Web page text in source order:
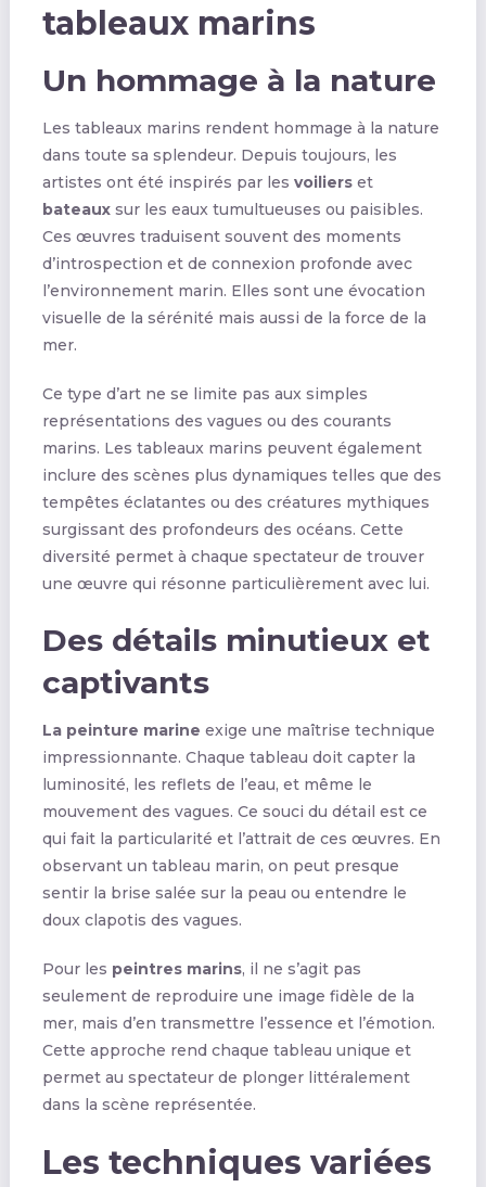
tableaux marins
Un hommage à la nature
Les tableaux marins rendent hommage à la nature
dans toute sa splendeur. Depuis toujours, les
artistes ont été inspirés par les voilierset
bateauxsur les eaux tumultueuses ou paisibles.
Ces œuvres traduisent souvent des moments
d’introspection et de connexion profonde avec
l’environnement marin. Elles sont une évocation
visuelle de la sérénité mais aussi de la force de la
mer.
Ce type d’art ne se limite pas aux simples
représentations des vagues ou des courants
marins. Les tableaux marins peuvent également
inclure des scènes plus dynamiques telles que des
tempêtes éclatantes ou des créatures mythiques
surgissant des profondeurs des océans. Cette
diversité permet à chaque spectateur de trouver
une œuvre qui résonne particulièrement avec lui.
Des détails minutieux et
captivants
La peinture marine exige une maîtrise technique
impressionnante. Chaque tableau doit capter la
luminosité, les reflets de l’eau, et même le
mouvement des vagues. Ce souci du détail est ce
qui fait la particularité et l’attrait de ces œuvres. En
observant un tableau marin, on peut presque
sentir la brise salée sur la peau ou entendre le
doux clapotis des vagues.
Pour les peintres marins, il ne s’agit pas
seulement de reproduire une image fidèle de la
mer, mais d’en transmettre l’essence et l’émotion.
Cette approche rend chaque tableau unique et
permet au spectateur de plonger littéralement
dans la scène représentée.
Les techniques variées